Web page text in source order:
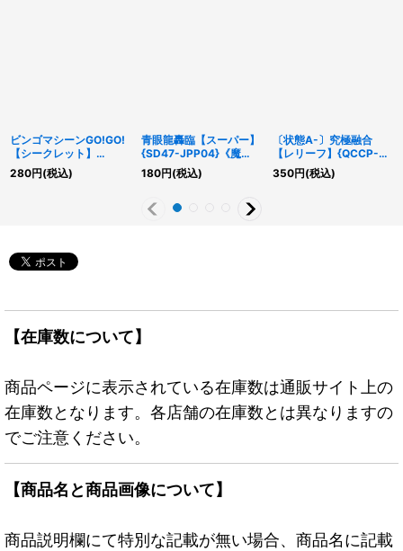
ビンゴマシーンGO!GO!
【シークレット】
{QCCP-JP012}《魔
法》
280円(税込)
青眼龍轟臨【スーパー】
{SD47-JPP04}《魔
法》
180円(税込)
〔状態A-〕究極融合
【レリーフ】{QCCP-
JP013}《魔法》
350円(税込)
【在庫数について】
商品ページに表示されている在庫数は通販サイト上の
在庫数となります。各店舗の在庫数とは異なりますの
でご注意ください。
【商品名と商品画像について】
商品説明欄にて特別な記載が無い場合、商品名に記載